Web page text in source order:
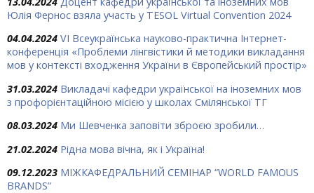
Юлія Фернос взяла участь у TESOL Virtual Convention 2024
04.04.2024 VІ Всеукраїнська науково-практична Інтернет-
конференція «Проблеми лінгвістики й методики викладання
мов у контексті входження України в Європейський простір»
31.03.2024 Викладачі кафедри української на іноземних мов
з профорієнтаційною місією у школах Смілянської ТГ
08.03.2024 Ми Шевченка заповіти зброєю зробили…
21.02.2024 Рідна мова вічна, як і Україна!
09.12.2023 МІЖКАФЕДРАЛЬНИЙ СЕМІНАР “WORLD FAMOUS
BRANDS”